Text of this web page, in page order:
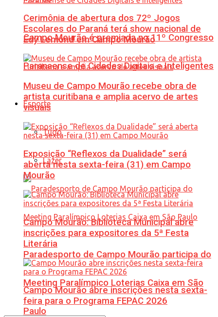
Campo Mourão é premiada no 11º Congresso
Paranaense de Cidades Digitais e Inteligentes
Esporte
Tudo
Lazer
Paradesporto de Campo Mourão participa do
Meeting Paralímpico Loterias Caixa em São
Paulo
Cerimônia de abertura dos 72º Jogos
Escolares do Paraná terá show nacional de
Edy Lemond em Campo Mourão
Museu de Campo Mourão recebe obra de
artista curitibana e amplia acervo de artes
visuais
Exposição “Reflexos da Dualidade” será
aberta nesta sexta-feira (31) em Campo
Mourão
Campo Mourão: Biblioteca Municipal abre
inscrições para expositores da 5ª Festa
Literária
Campo Mourão abre inscrições nesta sexta-
feira para o Programa FEPAC 2026